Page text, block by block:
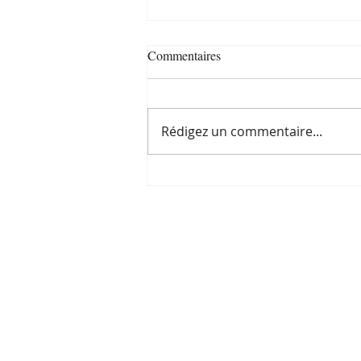
Commentaires
Rédigez un commentaire...